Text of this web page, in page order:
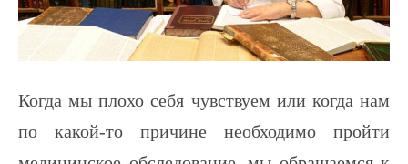
Когда мы плохо себя чувствуем или когда нам
по какой-то причине необходимо пройти